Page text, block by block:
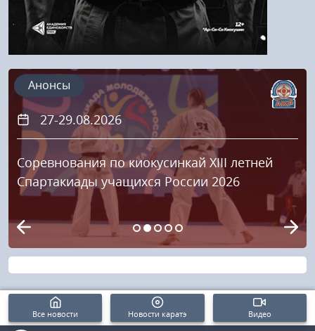
27-29.08.2026
Соревнования по киокусинкай XIII летней
Спартакиады учащихся России 2026
Анонсы
Все новости Новости каратэ Видео